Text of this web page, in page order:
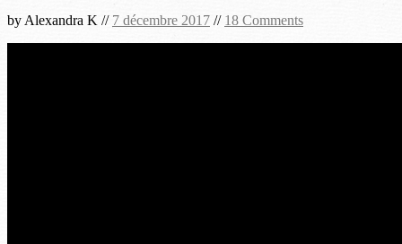
by Alexandra K // 7 décembre 2017 // 18 Comments